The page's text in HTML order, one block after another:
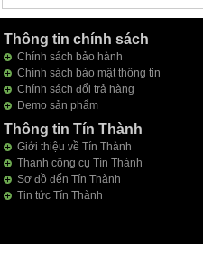
Thông tin chính sách
Chính sách bảo hành
Chính sách bảo mật thông tin
Chính sách đổi trả hàng
Demo sản phẩm
Thông tin Tín Thành
Giới thiệu về Tín Thành
Thanh công cụ Tín Thành
Sơ đồ đến Tín Thành
Tin tức Tín Thành